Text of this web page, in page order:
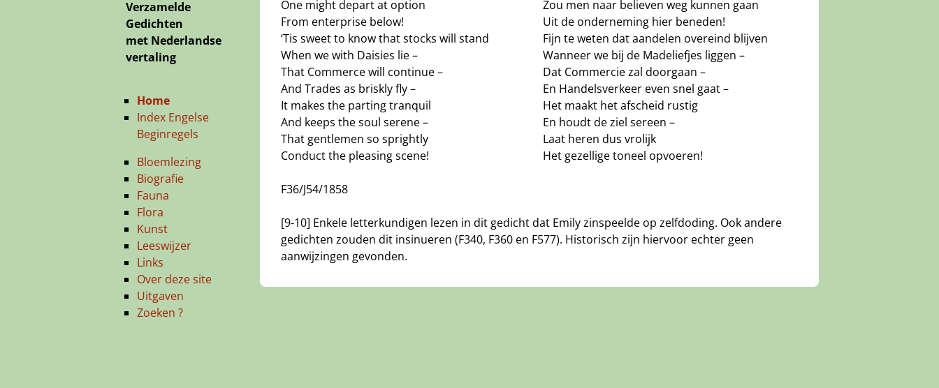
One might depart at option
From enterprise below!
‘Tis sweet to know that stocks will stand
When we with Daisies lie –
That Commerce will continue –
And Trades as briskly fly –
It makes the parting tranquil
And keeps the soul serene –
That gentlemen so sprightly
Conduct the pleasing scene!
F36/J54/1858
Zou men naar believen weg kunnen gaan
Uit de onderneming hier beneden!
Fijn te weten dat aandelen overeind blijven
Wanneer we bij de Madeliefjes liggen –
Dat Commercie zal doorgaan –
En Handelsverkeer even snel gaat –
Het maakt het afscheid rustig
En houdt de ziel sereen –
Laat heren dus vrolijk
Het gezellige toneel opvoeren!
[9-10] Enkele letterkundigen lezen in dit gedicht dat Emily zinspeelde op zelfdoding. Ook andere
gedichten zouden dit insinueren (F340, F360 en F577). Historisch zijn hiervoor echter geen
aanwijzingen gevonden.
Verzamelde
Gedichten
met Nederlandse
vertaling
Home
Index Engelse
Beginregels
Bloemlezing
Biografie
Fauna
Flora
Kunst
Leeswijzer
Links
Over deze site
Uitgaven
Zoeken ?